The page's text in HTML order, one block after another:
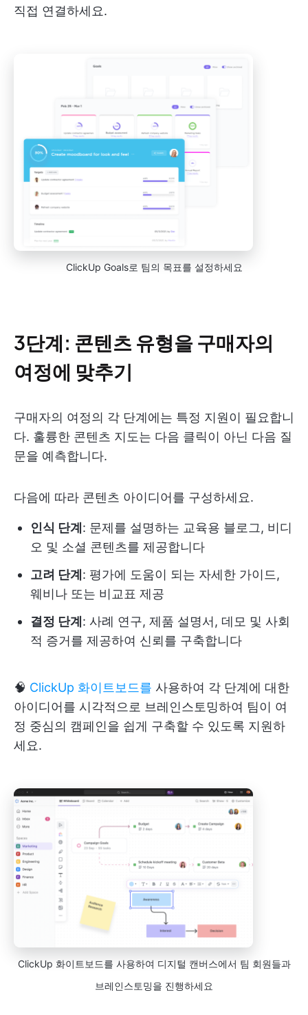
직접 연결하세요.
ClickUp Goals로 팀의 목표를 설정하세요
3단계: 콘텐츠 유형을 구매자의
여정에 맞추기
구매자의 여정의 각 단계에는 특정 지원이 필요합니
다. 훌륭한 콘텐츠 지도는 다음 클릭이 아닌 다음 질
문을 예측합니다.
다음에 따라 콘텐츠 아이디어를 구성하세요.
인식 단계: 문제를 설명하는 교육용 블로그, 비디
오 및 소셜 콘텐츠를 제공합니다
고려 단계: 평가에 도움이 되는 자세한 가이드,
웨비나 또는 비교표 제공
결정 단계: 사례 연구, 제품 설명서, 데모 및 사회
적 증거를 제공하여 신뢰를 구축합니다
🧠 ClickUp 화이트보드를 사용하여 각 단계에 대한
아이디어를 시각적으로 브레인스토밍하여 팀이 여
정 중심의 캠페인을 쉽게 구축할 수 있도록 지원하
세요.
ClickUp 화이트보드를 사용하여 디지털 캔버스에서 팀 회원들과
브레인스토밍을 진행하세요